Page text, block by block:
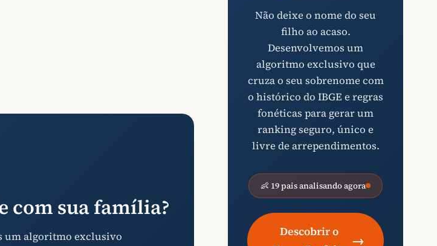
com sua família?
um algoritmo exclusivo
Não deixe o nome do seu
filho ao acaso.
Desenvolvemos um
algoritmo exclusivo que
cruza o seu sobrenome com
o histórico do IBGE e regras
fonéticas para gerar um
ranking seguro, único e
livre de arrependimentos.
👶 19 pais analisando agora
Descobrir o
→